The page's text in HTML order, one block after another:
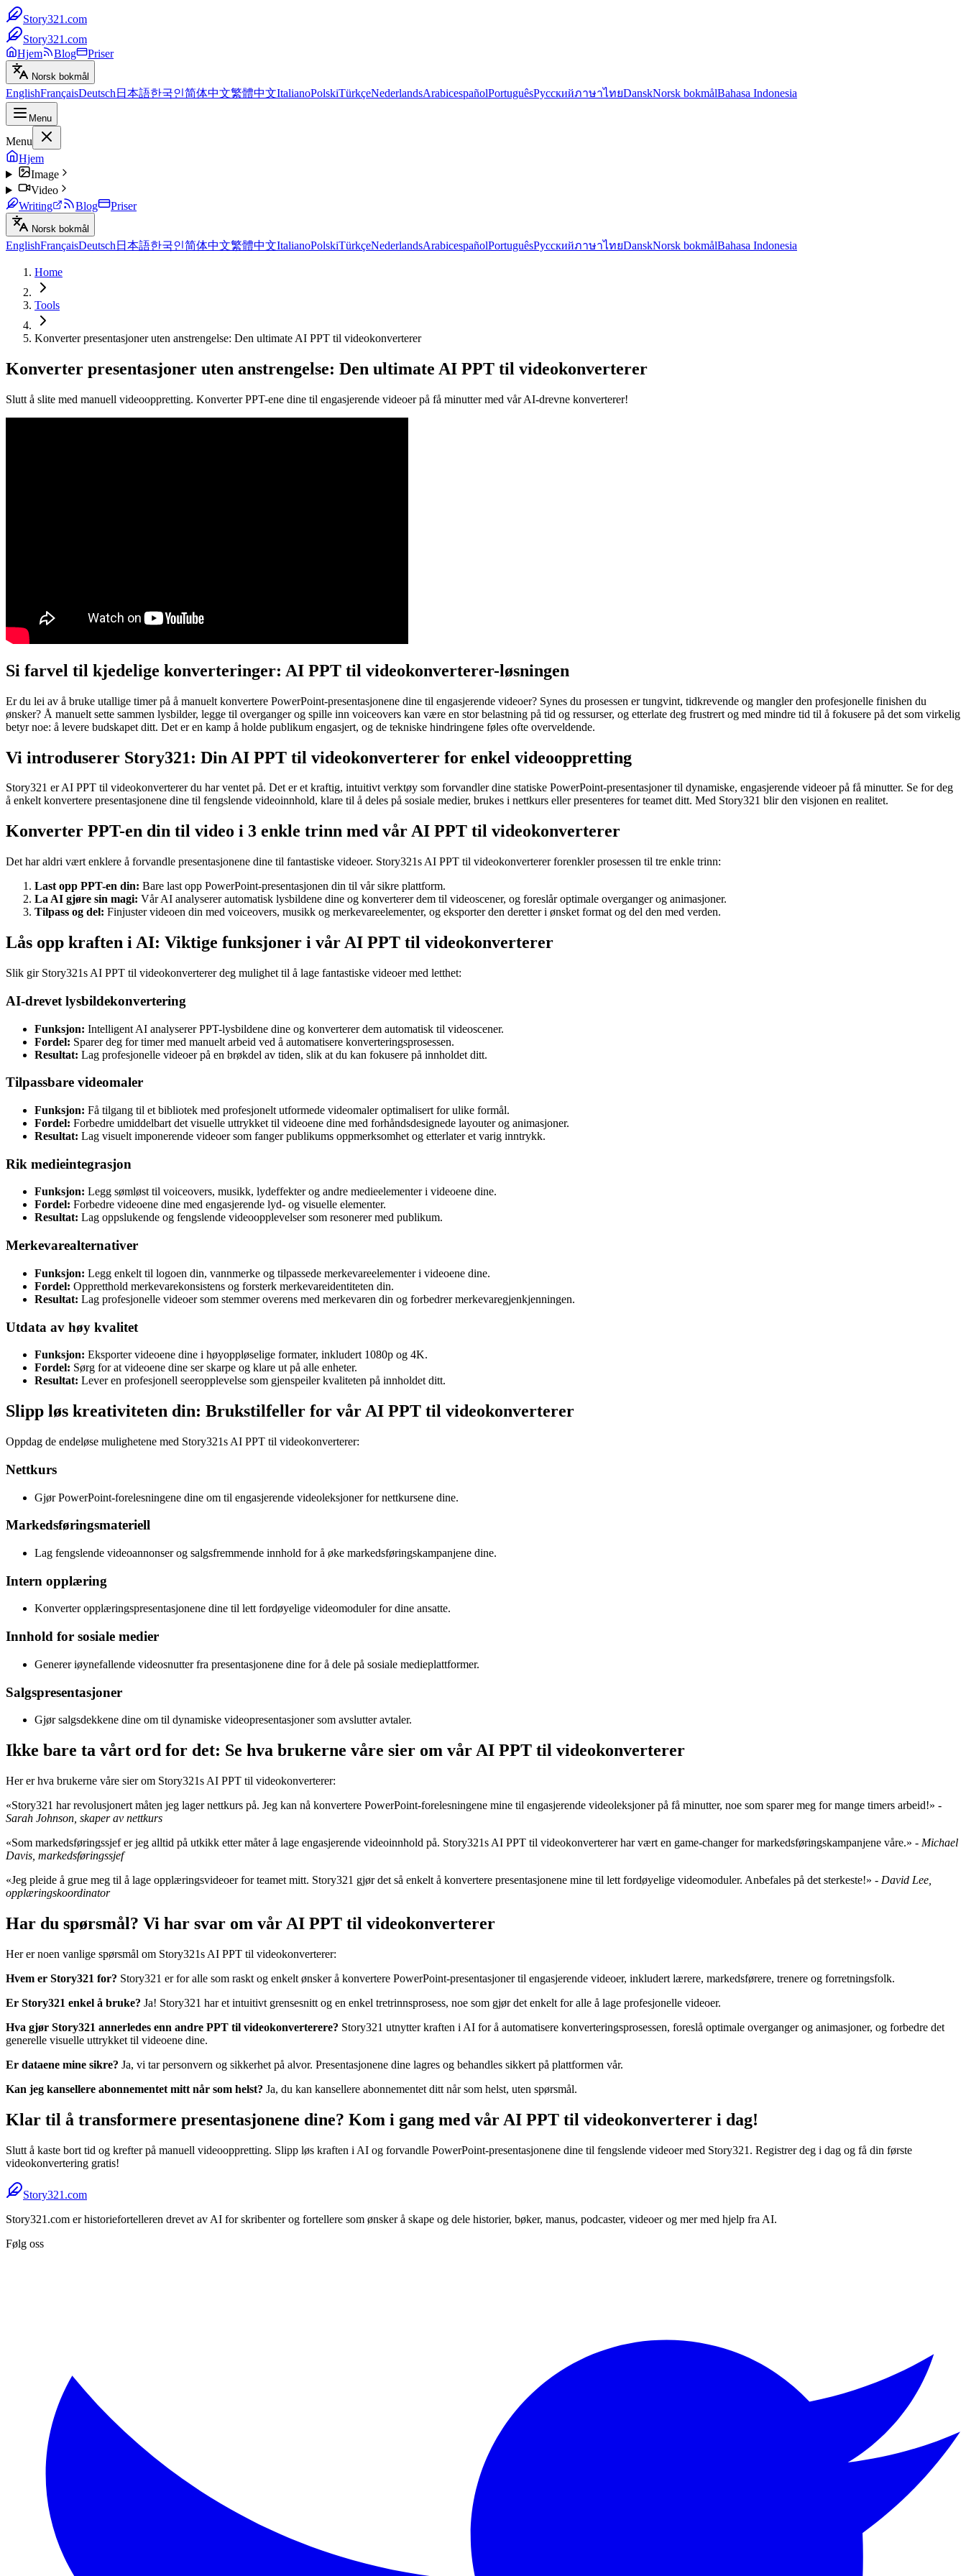
Story321.com
Story321.com
Hjem
Blog Priser
Norsk bokmål
EnglishFrançaisDeutsch 日本語한국인简体中文繁體中文ItalianoPolskiTürkçeNederlandsArabicespañolPortuguêsРусскийภาษาไทยDanskNorsk bokmålBahasa Indonesia
Menu
Menu
Hjem
Image
Video
Writing
Blog Priser
Norsk bokmål
EnglishFrançaisDeutsch 日本語한국인简体中文繁體中文ItalianoPolskiTürkçeNederlandsArabicespañolPortuguêsРусскийภาษาไทยDanskNorsk bokmålBahasa Indonesia
Home
Tools
Konverter presentasjoner uten anstrengelse: Den ultimate AI PPT til videokonverterer
Konverter presentasjoner uten anstrengelse: Den ultimate AI PPT til videokonverterer
Slutt å slite med manuell videooppretting. Konverter PPT-ene dine til engasjerende videoer på få minutter med vår AI-drevne konverterer!
Si farvel til kjedelige konverteringer: AI PPT til videokonverterer-løsningen
Er du lei av å bruke utallige timer på å manuelt konvertere PowerPoint-presentasjonene dine til engasjerende videoer? Synes du prosessen er tungvint, tidkrevende og mangler den profesjonelle finishen du
ønsker? Å manuelt sette sammen lysbilder, legge til overganger og spille inn voiceovers kan være en stor belastning på tid og ressurser, og etterlate deg frustrert og med mindre tid til å fokusere på det som virkelig
betyr noe: å levere budskapet ditt. Det er en kamp å holde publikum engasjert, og de tekniske hindringene føles ofte overveldende.
Vi introduserer Story321: Din AI PPT til videokonverterer for enkel videooppretting
Story321 er AI PPT til videokonverterer du har ventet på. Det er et kraftig, intuitivt verktøy som forvandler dine statiske PowerPoint-presentasjoner til dynamiske, engasjerende videoer på få minutter. Se for deg
å enkelt konvertere presentasjonene dine til fengslende videoinnhold, klare til å deles på sosiale medier, brukes i nettkurs eller presenteres for teamet ditt. Med Story321 blir den visjonen en realitet.
Konverter PPT-en din til video i 3 enkle trinn med vår AI PPT til videokonverterer
Det har aldri vært enklere å forvandle presentasjonene dine til fantastiske videoer. Story321s AI PPT til videokonverterer forenkler prosessen til tre enkle trinn:
Last opp PPT-en din: Bare last opp PowerPoint-presentasjonen din til vår sikre plattform.
La AI gjøre sin magi: Vår AI analyserer automatisk lysbildene dine og konverterer dem til videoscener, og foreslår optimale overganger og animasjoner.
Tilpass og del: Finjuster videoen din med voiceovers, musikk og merkevareelementer, og eksporter den deretter i ønsket format og del den med verden.
Lås opp kraften i AI: Viktige funksjoner i vår AI PPT til videokonverterer
Slik gir Story321s AI PPT til videokonverterer deg mulighet til å lage fantastiske videoer med letthet:
AI-drevet lysbildekonvertering
Funksjon: Intelligent AI analyserer PPT-lysbildene dine og konverterer dem automatisk til videoscener.
Fordel: Sparer deg for timer med manuelt arbeid ved å automatisere konverteringsprosessen.
Resultat: Lag profesjonelle videoer på en brøkdel av tiden, slik at du kan fokusere på innholdet ditt.
Tilpassbare videomaler
Funksjon: Få tilgang til et bibliotek med profesjonelt utformede videomaler optimalisert for ulike formål.
Fordel: Forbedre umiddelbart det visuelle uttrykket til videoene dine med forhåndsdesignede layouter og animasjoner.
Resultat: Lag visuelt imponerende videoer som fanger publikums oppmerksomhet og etterlater et varig inntrykk.
Rik medieintegrasjon
Funksjon: Legg sømløst til voiceovers, musikk, lydeffekter og andre medieelementer i videoene dine.
Fordel: Forbedre videoene dine med engasjerende lyd- og visuelle elementer.
Resultat: Lag oppslukende og fengslende videoopplevelser som resonerer med publikum.
Merkevarealternativer
Funksjon: Legg enkelt til logoen din, vannmerke og tilpassede merkevareelementer i videoene dine.
Fordel: Oppretthold merkevarekonsistens og forsterk merkevareidentiteten din.
Resultat: Lag profesjonelle videoer som stemmer overens med merkevaren din og forbedrer merkevaregjenkjenningen.
Utdata av høy kvalitet
Funksjon: Eksporter videoene dine i høyoppløselige formater, inkludert 1080p og 4K.
Fordel: Sørg for at videoene dine ser skarpe og klare ut på alle enheter.
Resultat: Lever en profesjonell seeropplevelse som gjenspeiler kvaliteten på innholdet ditt.
Slipp løs kreativiteten din: Brukstilfeller for vår AI PPT til videokonverterer
Oppdag de endeløse mulighetene med Story321s AI PPT til videokonverterer:
Nettkurs
Gjør PowerPoint-forelesningene dine om til engasjerende videoleksjoner for nettkursene dine.
Markedsføringsmateriell
Lag fengslende videoannonser og salgsfremmende innhold for å øke markedsføringskampanjene dine.
Intern opplæring
Konverter opplæringspresentasjonene dine til lett fordøyelige videomoduler for dine ansatte.
Innhold for sosiale medier
Generer iøynefallende videosnutter fra presentasjonene dine for å dele på sosiale medieplattformer.
Salgspresentasjoner
Gjør salgsdekkene dine om til dynamiske videopresentasjoner som avslutter avtaler.
Ikke bare ta vårt ord for det: Se hva brukerne våre sier om vår AI PPT til videokonverterer
Her er hva brukerne våre sier om Story321s AI PPT til videokonverterer:
«Story321 har revolusjonert måten jeg lager nettkurs på. Jeg kan nå konvertere PowerPoint-forelesningene mine til engasjerende videoleksjoner på få minutter, noe som sparer meg for mange timers arbeid!» -
Sarah Johnson, skaper av nettkurs
«Som markedsføringssjef er jeg alltid på utkikk etter måter å lage engasjerende videoinnhold på. Story321s AI PPT til videokonverterer har vært en game-changer for markedsføringskampanjene våre.» - Michael
Davis, markedsføringssjef
«Jeg pleide å grue meg til å lage opplæringsvideoer for teamet mitt. Story321 gjør det så enkelt å konvertere presentasjonene mine til lett fordøyelige videomoduler. Anbefales på det sterkeste!» - David Lee,
opplæringskoordinator
Har du spørsmål? Vi har svar om vår AI PPT til videokonverterer
Her er noen vanlige spørsmål om Story321s AI PPT til videokonverterer:
Hvem er Story321 for? Story321 er for alle som raskt og enkelt ønsker å konvertere PowerPoint-presentasjoner til engasjerende videoer, inkludert lærere, markedsførere, trenere og forretningsfolk.
Er Story321 enkel å bruke? Ja! Story321 har et intuitivt grensesnitt og en enkel tretrinnsprosess, noe som gjør det enkelt for alle å lage profesjonelle videoer.
Hva gjør Story321 annerledes enn andre PPT til videokonverterere? Story321 utnytter kraften i AI for å automatisere konverteringsprosessen, foreslå optimale overganger og animasjoner, og forbedre det
generelle visuelle uttrykket til videoene dine.
Er dataene mine sikre? Ja, vi tar personvern og sikkerhet på alvor. Presentasjonene dine lagres og behandles sikkert på plattformen vår.
Kan jeg kansellere abonnementet mitt når som helst? Ja, du kan kansellere abonnementet ditt når som helst, uten spørsmål.
Klar til å transformere presentasjonene dine? Kom i gang med vår AI PPT til videokonverterer i dag!
Slutt å kaste bort tid og krefter på manuell videooppretting. Slipp løs kraften i AI og forvandle PowerPoint-presentasjonene dine til fengslende videoer med Story321. Registrer deg i dag og få din første
videokonvertering gratis!
Story321.com
Story321.com er historiefortelleren drevet av AI for skribenter og fortellere som ønsker å skape og dele historier, bøker, manus, podcaster, videoer og mer med hjelp fra AI.
Følg oss